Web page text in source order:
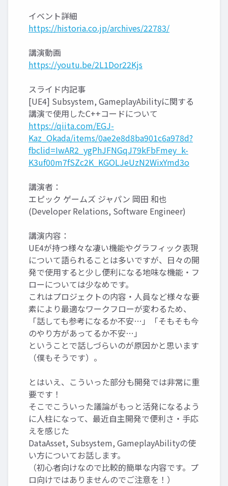
イベント詳細
https://historia.co.jp/archives/22783/
講演動画
https://youtu.be/2L1Dor22Kjs
スライド内記事
[UE4] Subsystem, GameplayAbilityに関する
講演で使用したC++コードについて
https://qiita.com/EGJ-
Kaz_Okada/items/0ae2e8d8ba901c6a978d?
fbclid=IwAR2_ygPhJFNGqJ79kFbFmey_k-
K3uf00m7fSZc2K_KGOLJeUzN2WixYmd3o
講演者：
エピック ゲームズ ジャパン 岡田 和也
(Developer Relations, Software Engineer)
講演内容：
UE4が持つ様々な凄い機能やグラフィック表現
について語られることは多いですが、日々の開
発で使用すると少し便利になる地味な機能・フ
ローについては少なめです。
これはプロジェクトの内容・人員など様々な要
素により最適なワークフローが変わるため、
「話しても参考になるか不安…」「そもそも今
のやり方があってるか不安…」
ということで話しづらいのが原因かと思います
（僕もそうです）。
とはいえ、こういった部分も開発では非常に重
要です！
そこでこういった議論がもっと活発になるよう
に人柱になって、最近自主開発で便利さ・手応
えを感じた
DataAsset, Subsystem, GameplayAbilityの使
い方についてお話します。
（初心者向けなので比較的簡単な内容です。プ
ロ向けではありませんのでご注意を！）